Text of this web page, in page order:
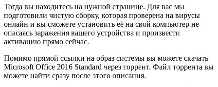
Тогда вы находитесь на нужной странице. Для вас мы
подготовили чистую сборку, которая проверена на вирусы
онлайн и вы сможете установить её на свой компьютер не
опасаясь заражения вашего устройства и произвести
активацию прямо сейчас.
Помимо прямой ссылки на образ системы вы можете скачать
Microsoft Office 2016 Standard через торрент. Файл торрента вы
можете найти сразу после этого описания.